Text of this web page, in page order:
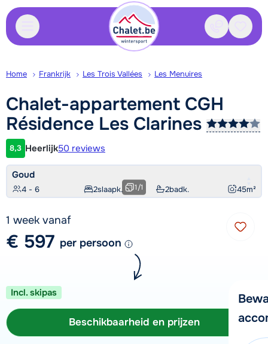
Contact
Home Frankrijk Les Trois Vallées Les Menuires
Chalet-appartement CGH
Résidence Les Clarines
Klantwaardering
8,3 Heerlijk50 reviews
Goud
4 - 6 2slaapk. 2badk. 45m²
1/1
1 week vanaf
€ 597 per persoon
Incl. skipas
Beschikbaarheid en prijzen